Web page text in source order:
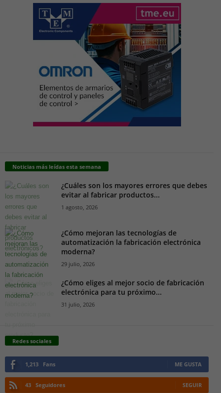
Noticias más leídas esta semana
¿Cuáles son los mayores errores que debes
evitar al fabricar productos...
1 agosto, 2026
¿Cómo mejoran las tecnologías de
automatización la fabricación electrónica
moderna?
29 julio, 2026
¿Cómo eliges al mejor socio de fabricación
electrónica para tu próximo...
31 julio, 2026
Redes sociales
1,213 Fans ME GUSTA
43 Seguidores SEGUIR